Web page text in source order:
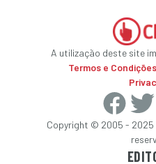
A utilização deste site
Termos e Condições
Copyright © 2005 - 2025